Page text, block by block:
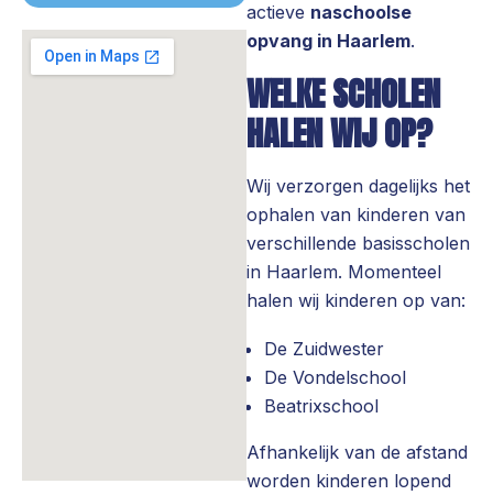
actieve naschoolse
opvang in Haarlem.
WELKE SCHOLEN
HALEN WIJ OP?
Wij verzorgen dagelijks het
ophalen van kinderen van
verschillende basisscholen
in Haarlem. Momenteel
halen wij kinderen op van:
De Zuidwester
De Vondelschool
Beatrixschool
Afhankelijk van de afstand
worden kinderen lopend